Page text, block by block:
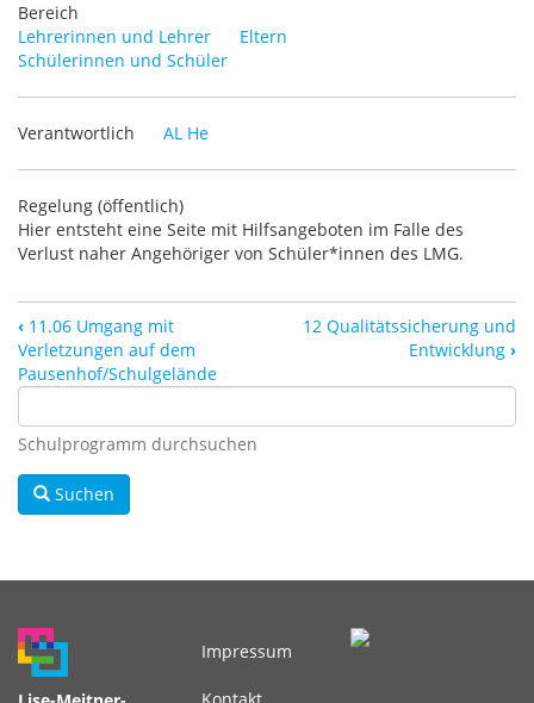
Bereich
Lehrerinnen und Lehrer
Eltern
Schülerinnen und Schüler
Verantwortlich AL He
Regelung (öffentlich)
Hier entsteht eine Seite mit Hilfsangeboten im Falle des
Verlust naher Angehöriger von Schüler*innen des LMG.
‹ 11.06 Umgang mit
Verletzungen auf dem
Pausenhof/Schulgelände
12 Qualitätssicherung und
Entwicklung ›
Schulprogramm durchsuchen
Suchen
Fußbereichsmenü
Impressum